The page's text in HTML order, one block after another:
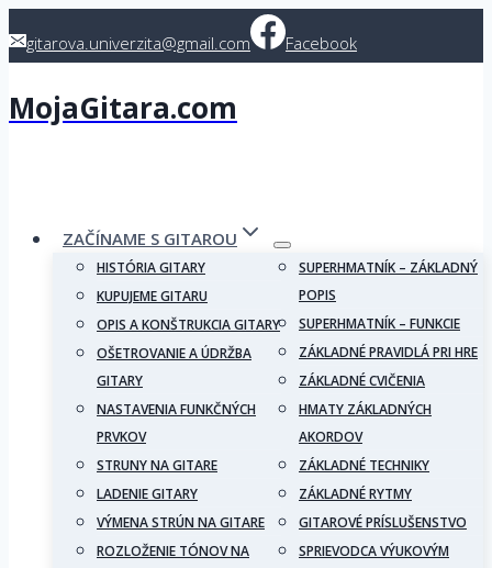
togitarova.univerzita@gmail.com Facebook
MojaGitara.com
ZAČÍNAME S GITAROU
HISTÓRIA GITARY
KUPUJEME GITARU
OPIS A KONŠTRUKCIA GITARY
OŠETROVANIE A ÚDRŽBA
GITARY
NASTAVENIA FUNKČNÝCH
PRVKOV
STRUNY NA GITARE
LADENIE GITARY
VÝMENA STRÚN NA GITARE
ROZLOŽENIE TÓNOV NA
SUPERHMATNÍK – ZÁKLADNÝ
POPIS
SUPERHMATNÍK – FUNKCIE
ZÁKLADNÉ PRAVIDLÁ PRI HRE
ZÁKLADNÉ CVIČENIA
HMATY ZÁKLADNÝCH
AKORDOV
ZÁKLADNÉ TECHNIKY
ZÁKLADNÉ RYTMY
GITAROVÉ PRÍSLUŠENSTVO
SPRIEVODCA VÝUKOVÝM